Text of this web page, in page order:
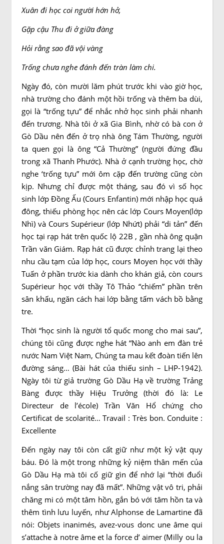
Xuân đi học coi người hớn hở,
Gặp cậu Thu đi ở giữa đàng
Hỏi rằng sao đã vội vàng
Trống chưa nghe đánh đến tràn làm chi.
Ngày đó, còn mười lăm phút trước khi vào giờ học,
nhà trường cho đánh một hồi trống và thêm ba dùi,
gọi là “trống tựu” để nhắc nhở học sinh phải nhanh
đến trương. Nhà tôi ở xã Gia Bình, nhờ có bà con ở
Gò Dầu nên đến ở trọ nhà ông Tám Thường, người
ta quen gọi là ông “Cả Thường” (người đứng đầu
trong xã Thanh Phước). Nhà ở cạnh trường học, chờ
nghe ‘trống tựu” mới ôm cặp đến trường cũng còn
kịp. Nhưng chỉ được một tháng, sau đó vì số học
sinh lớp Đồng Ấu (Cours Enfantin) mới nhập học quá
đông, thiếu phòng học nên các lớp Cours Moyen(lớp
Nhì) và Cours Supérieur (lớp Nhứt) phải “di tản” đến
học tại rạp hát trên quốc lộ 22B , gần nhà ông quận
Trần văn Giám. Rạp hát cũ được chỉnh trang lại theo
nhu cầu tạm của lớp học, cours Moyen học với thầy
Tuấn ở phần trước kia dành cho khán giả, còn cours
Supérieur học với thầy Tô Thảo “chiếm” phần trên
sân khấu, ngăn cách hai lớp bằng tấm vách bồ bằng
tre.
Thời “học sinh là người tổ quốc mong cho mai sau”,
chúng tôi cũng được nghe hát “Nào anh em đàn trẻ
nước Nam Việt Nam, Chúng ta mau kết đoàn tiến lên
đường sáng… (Bài hát của thiếu sinh – LHP-1942).
Ngày tôi từ giả trường Gò Dầu Hạ về trường Trảng
Bàng được thầy Hiệu Trưởng (thời đó là: Le
Directeur de l’école) Trần Văn Hổ chứng cho
Certificat de scolarité… Travail : Très bon. Conduite :
Excellente
Đến ngày nay tôi còn cất giữ như một kỷ vật quy
báu. Đó là một trong những kỷ niệm thân mến của
Gò Dầu Hạ mà tôi cố giữ gìn để nhớ lại “thời đuổi
nắng sân trường nay đã mất”. Những vật vô tri, phải
chăng mi có một tâm hồn, gắn bó với tâm hồn ta và
thêm tình lưu luyến, như Alphonse de Lamartine đã
nói: Objets inanimés, avez-vous donc une âme qui
s’attache à notre âme et la force d’ aimer (Milly ou la